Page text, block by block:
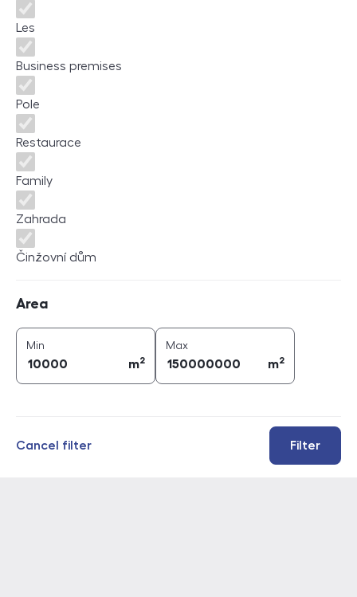
Les
Business premises
Pole
Restaurace
Family
Zahrada
Činžovní dům
Area
Min
m2
Maxarea (
m2
Filter
Cancel filter